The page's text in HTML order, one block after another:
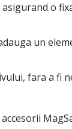
o
un
fara a fi